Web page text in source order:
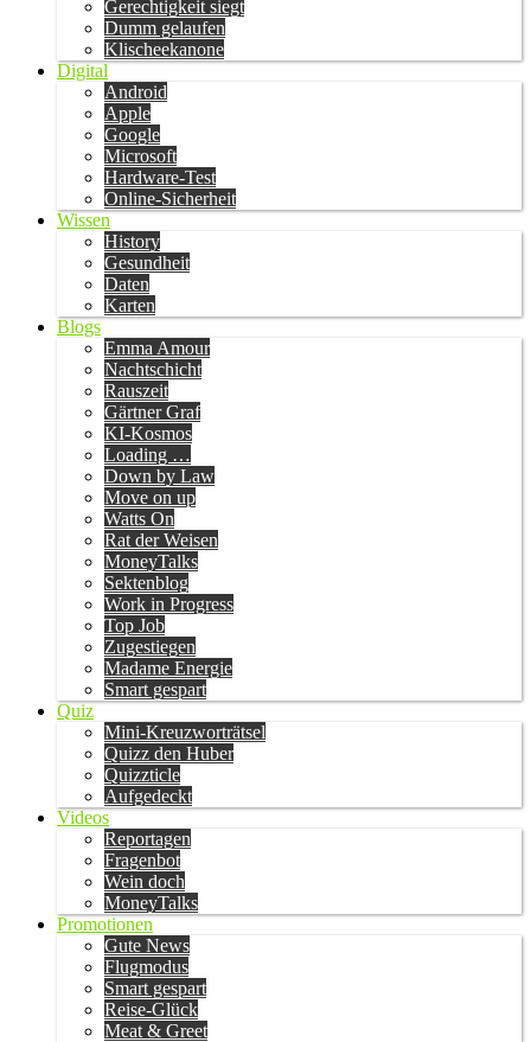
Gerechtigkeit siegt
Dumm gelaufen
Klischeekanone
Digital
Android
Apple
Google
Microsoft
Hardware-Test
Online-Sicherheit
Wissen
History
Gesundheit
Daten
Karten
Blogs
Emma Amour
Nachtschicht
Rauszeit
Gärtner Graf
KI-Kosmos
Loading …
Down by Law
Move on up
Watts On
Rat der Weisen
MoneyTalks
Sektenblog
Work in Progress
Top Job
Zugestiegen
Madame Energie
Smart gespart
Quiz
Mini-Kreuzworträtsel
Quizz den Huber
Quizzticle
Aufgedeckt
Videos
Reportagen
Fragenbot
Wein doch
MoneyTalks
Promotionen
Gute News
Flugmodus
Smart gespart
Reise-Glück
Meat & Greet